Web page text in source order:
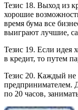
Тезис 18. Выход из
хорошие
время бума все
выиграют лучшие,
Тезис 19. Если идея
в кредит, то путем
Тезис 20. Каждый не
предпринимателем.
по 20 часов,